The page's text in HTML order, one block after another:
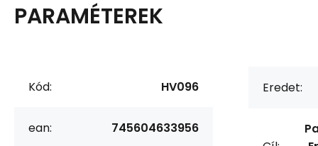
PARAMÉTEREK
Kód: HV096
ean: 745604633956
Eredet: